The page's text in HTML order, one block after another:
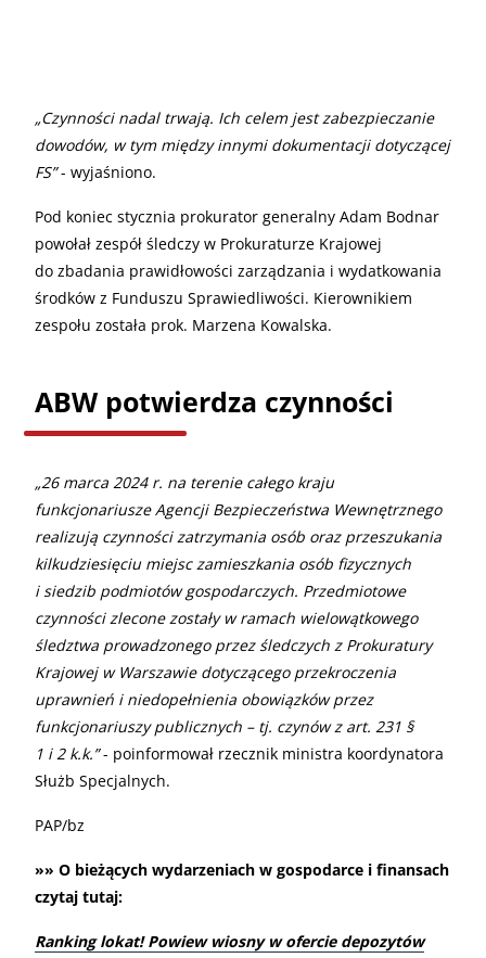
„Czynności nadal trwają. Ich celem jest zabezpieczanie
dowodów, w tym między innymi dokumentacji dotyczącej
FS”- wyjaśniono.
Pod koniec stycznia prokurator generalny Adam Bodnar
powołał zespół śledczy w Prokuraturze Krajowej
do zbadania prawidłowości zarządzania i wydatkowania
środków z Funduszu Sprawiedliwości. Kierownikiem
zespołu została prok. Marzena Kowalska.
ABW potwierdza czynności
„26 marca 2024 r. na terenie całego kraju
funkcjonariusze Agencji Bezpieczeństwa Wewnętrznego
realizują czynności zatrzymania osób oraz przeszukania
kilkudziesięciu miejsc zamieszkania osób fizycznych
i siedzib podmiotów gospodarczych. Przedmiotowe
czynności zlecone zostały w ramach wielowątkowego
śledztwa prowadzonego przez śledczych z Prokuratury
Krajowej w Warszawie dotyczącego przekroczenia
uprawnień i niedopełnienia obowiązków przez
funkcjonariuszy publicznych – tj. czynów z art. 231 §
1 i 2 k.k.”- poinformował rzecznik ministra koordynatora
Służb Specjalnych.
PAP/bz
»» O bieżących wydarzeniach w gospodarce i finansach
czytaj tutaj:
Ranking lokat! Powiew wiosny w ofercie depozytów